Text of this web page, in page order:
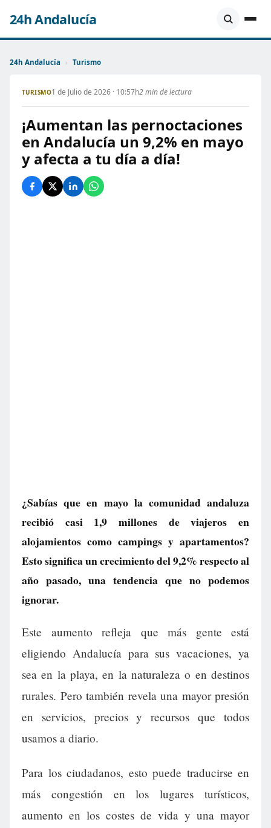
24h Andalucía
24h Andalucía › Turismo
TURISMO1 de Julio de 2026 · 10:57h2 min de lectura
¡Aumentan las pernoctaciones
en Andalucía un 9,2% en mayo
y afecta a tu día a día!
¿Sabías que en mayo la comunidad andaluza
recibió casi 1,9 millones de viajeros en
alojamientos como campings y apartamentos?
Esto significa un crecimiento del 9,2% respecto al
año pasado, una tendencia que no podemos
ignorar.
Este aumento refleja que más gente está
eligiendo Andalucía para sus vacaciones, ya
sea en la playa, en la naturaleza o en destinos
rurales. Pero también revela una mayor presión
en servicios, precios y recursos que todos
usamos a diario.
Para los ciudadanos, esto puede traducirse en
más congestión en los lugares turísticos,
aumento en los costes de vida y una mayor